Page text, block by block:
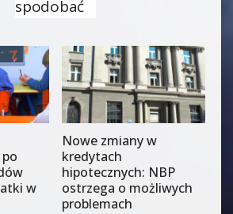
spodobać
w
Nowe zmiany w
kredytach
hipotecznych: NBP
ostrzega o możliwych
problemach